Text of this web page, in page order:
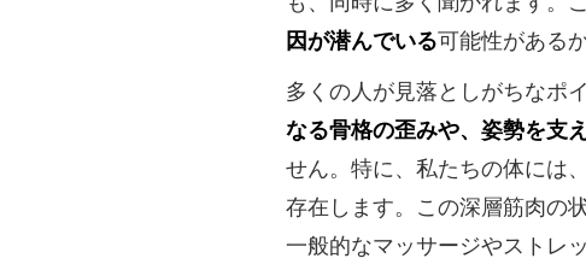
因が潜んでいる可能性がある
多くの人が見落としがちなポ
なる骨格の歪みや、姿勢を支
せん。特に、私たちの体には
存在します。この深層筋肉の
一般的なマッサージやストレ